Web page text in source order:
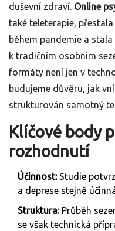
duševní zdraví. Online
také teleterapie,
během pandemie a
k tradičním osobním
formáty není jen v
budujeme důvěru, jak
strukturován samotný
Klíčové body
rozhodnutí
Účinnost:Studie
a deprese stejně
Struktura:Průběh
se však technická